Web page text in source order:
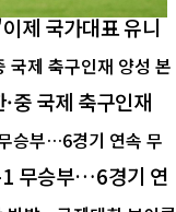
제 국가대표 유니
중 국제 축구인재
무승부…6경기 연